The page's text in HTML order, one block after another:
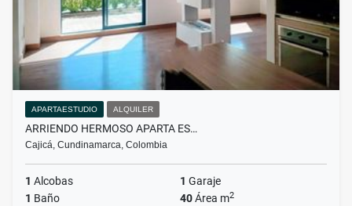
APARTAESTUDIO ALQUILER
ARRIENDO HERMOSO APARTA ES…
Cajicá, Cundinamarca, Colombia
1 Alcobas 1 Garaje
1 Baño 40Área m2